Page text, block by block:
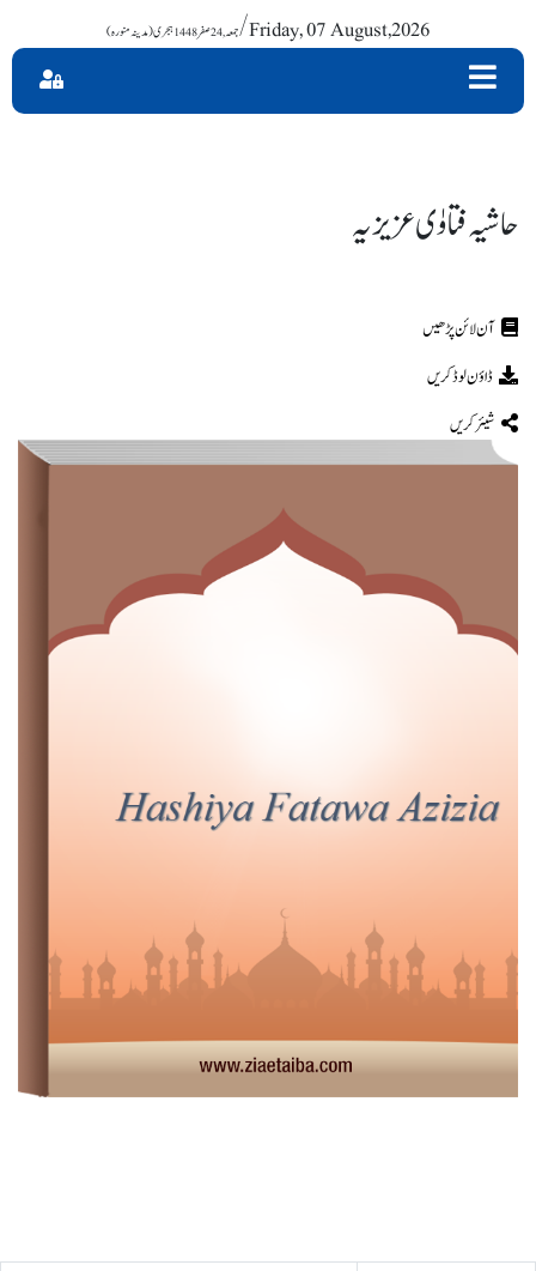
جمعہ , 24 صفر 1448 ہجری (مدینہ منورہ)/ Friday, 07 August,2026
حاشیہ فتاوٰی عزیزیہ
ڈاؤن لوڈ کریں
شیئر کریں